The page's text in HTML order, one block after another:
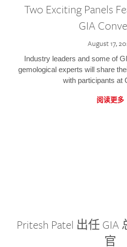
Two Exciting Panels
GIA
August 17,
Industry leaders and some of
gemological experts will share
with participants at
阅读更多
Pritesh Patel 出任
官